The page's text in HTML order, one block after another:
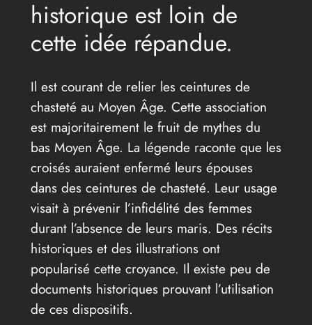
historique est loin de
cette idée répandue.
Il est courant de relier les ceintures de
chasteté au Moyen Âge. Cette association
est majoritairement le fruit de mythes du
bas Moyen Âge. La légende raconte que les
croisés auraient enfermé leurs épouses
dans des ceintures de chasteté. Leur usage
visait à prévenir l’infidélité des femmes
durant l’absence de leurs maris. Des récits
historiques et des illustrations ont
popularisé cette croyance. Il existe peu de
documents historiques prouvant l’utilisation
de ces dispositifs.